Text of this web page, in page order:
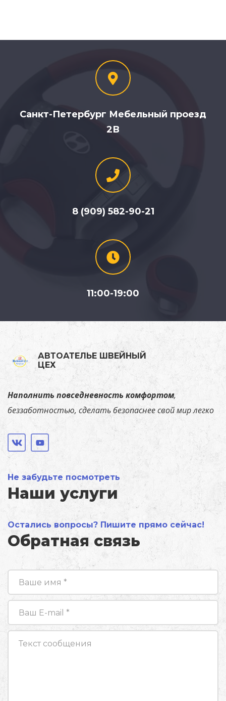
Санкт-Петербург Мебельный проезд
2В
8 (909) 582-90-21
11:00-19:00
АВТОАТЕЛЬЕ ШВЕЙНЫЙ
ЦЕХ
Наполнить повседневность комфортом,
беззаботностью, сделать безопаснее свой мир легко
Не забудьте посмотреть
Наши услуги
Остались вопросы? Пишите прямо сейчас!
Обратная связь